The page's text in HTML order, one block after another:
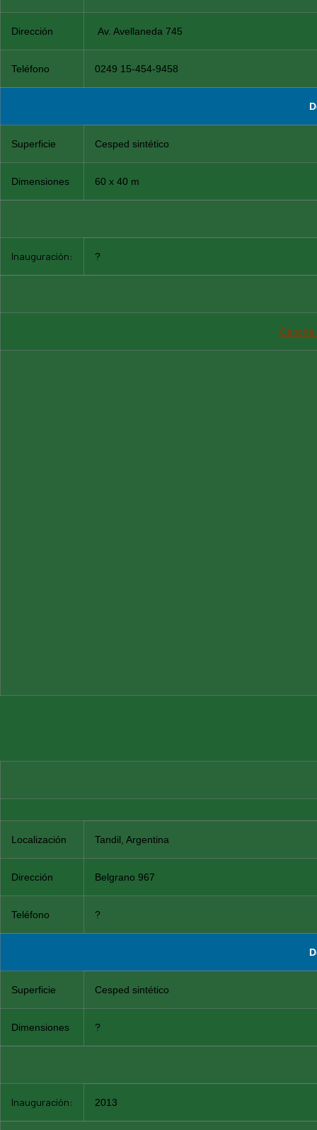
Dirección Av. Avellaneda 745
Teléfono 0249 15-454-9458
Superficie Cesped sintético
Dimensiones 60 x 40 m
Inauguración: ?
Cancha
Localización Tandil, Argentina
Dirección Belgrano 967
Teléfono ?
Superficie Cesped sintético
Dimensiones ?
Inauguración: 2013